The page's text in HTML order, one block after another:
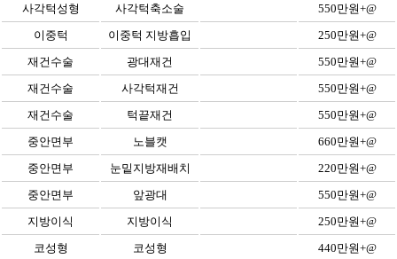
사각턱성형
사각턱축소술
550만원+@
이중턱
이중턱 지방흡입
250만원+@
재건수술
광대재건
550만원+@
재건수술
사각턱재건
550만원+@
재건수술
턱끝재건
550만원+@
중안면부
노블캣
660만원+@
중안면부
눈밑지방재배치
220만원+@
중안면부
앞광대
550만원+@
지방이식
지방이식
250만원+@
코성형
코성형
440만원+@